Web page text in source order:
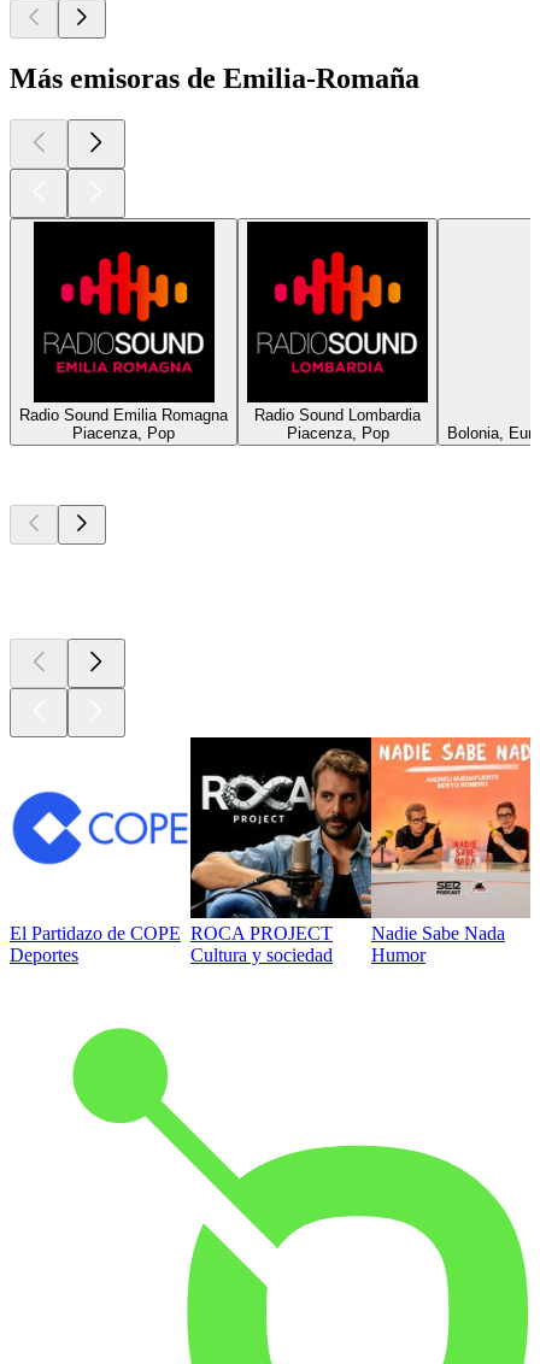
Más emisoras de Emilia-Romaña
Radio Sound Emilia Romagna
Piacenza, Pop
Radio Sound Lombardia
Piacenza, Pop
Bolonia,
El Partidazo de COPE
Deportes
ROCA PROJECT
Cultura y sociedad
Nadie Sabe Nada
Humor